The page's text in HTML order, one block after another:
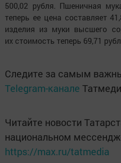
500,02 рубля. Пшеничная
теперь ее цена составляет
изделия из муки высшего
их стоимость теперь 69,71
Следите за самым
Telegram-канале
Читайте новости
национальном
https://max.ru/tatmedia